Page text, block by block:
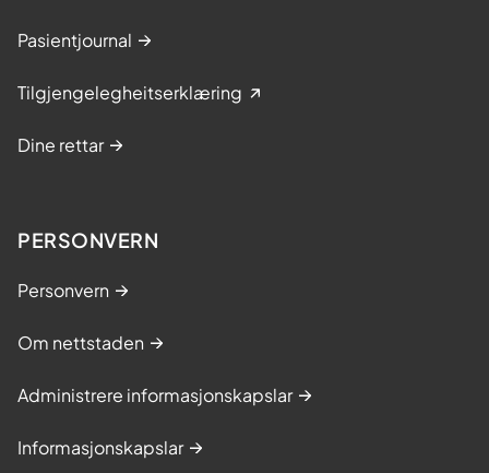
Pasientjournal
Tilgjengelegheitserklæring
Dine rettar
PERSONVERN
Personvern
Om nettstaden
Administrere informasjonskapslar
Informasjonskapslar